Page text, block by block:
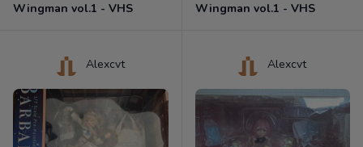
Wingman vol.1 - VHS Wingman vol.1 - VHS
Alexcvt Alexcvt